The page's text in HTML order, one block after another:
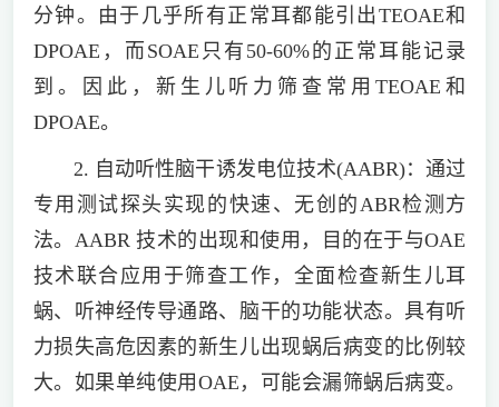
分钟。由于几乎所有正常耳都能引出TEOAE和
DPOAE，而SOAE只有50-60%的正常耳能记录
到。因此，新生儿听力筛查常用TEOAE和
DPOAE。
2. 自动听性脑干诱发电位技术(AABR)：通过
专用测试探头实现的快速、无创的ABR检测方
法。AABR 技术的出现和使用，目的在于与OAE
技术联合应用于筛查工作，全面检查新生儿耳
蜗、听神经传导通路、脑干的功能状态。具有听
力损失高危因素的新生儿出现蜗后病变的比例较
大。如果单纯使用OAE，可能会漏筛蜗后病变。